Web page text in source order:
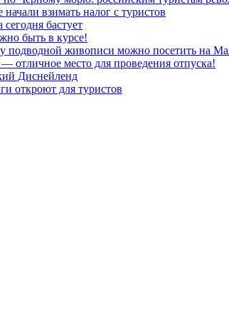
взимать налог с туристов
сегодня бастует
быть в курсе!
подводной живописи можно посетить на
отличное место для проведения отпуска!
Диснейленд
откроют для туристов